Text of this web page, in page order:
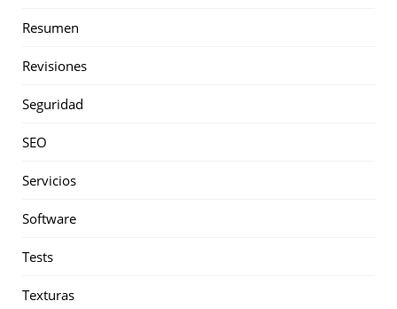
Resumen
Revisiones
Seguridad
SEO
Servicios
Software
Tests
Texturas